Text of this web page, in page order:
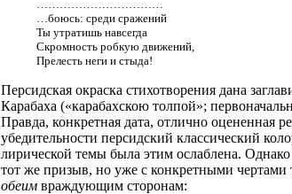
…боюсь: среди сражений
Ты утратишь навсегда
Скромность робкую движений,
Прелесть неги и стыда!
Персидская окраска стихотворения дана
Карабаха («карабахскою толпой»;
Правда, конкретная дата, отлично оцененная
убедительности персидский классический
лирической темы была этим ослаблена.
тот же призыв, но уже с конкретными
обеимвраждующим сторонам: